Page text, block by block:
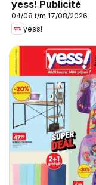
yess! Publicité
04/08 t/m 17/08/2026
yess!